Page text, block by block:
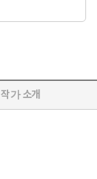
작가 소개